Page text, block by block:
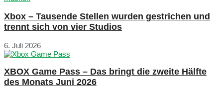
Xbox – Tausende Stellen wurden gestrichen und
trennt sich von vier Studios
6. Juli 2026
XBOX Game Pass – Das bringt die zweite Hälfte
des Monats Juni 2026